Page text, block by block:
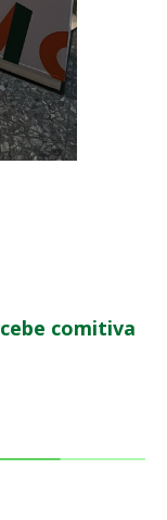
comitiva